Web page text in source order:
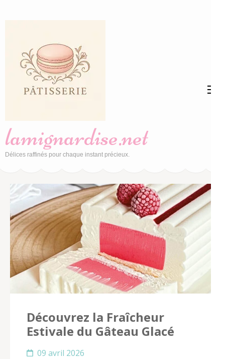
(Pressez
Entrée)
lamignardise.net
Délices raffinés pour chaque instant précieux.
Découvrez la Fraîcheur
Estivale du Gâteau Glacé
09 avril 2026